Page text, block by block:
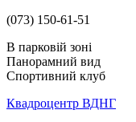
(073) 150-61-51
В парковій зоні
Панорамний вид
Спортивний клуб
Квадроцентр ВДНГ